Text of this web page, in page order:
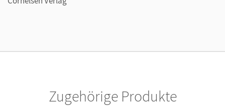
Zugehörige Produkte